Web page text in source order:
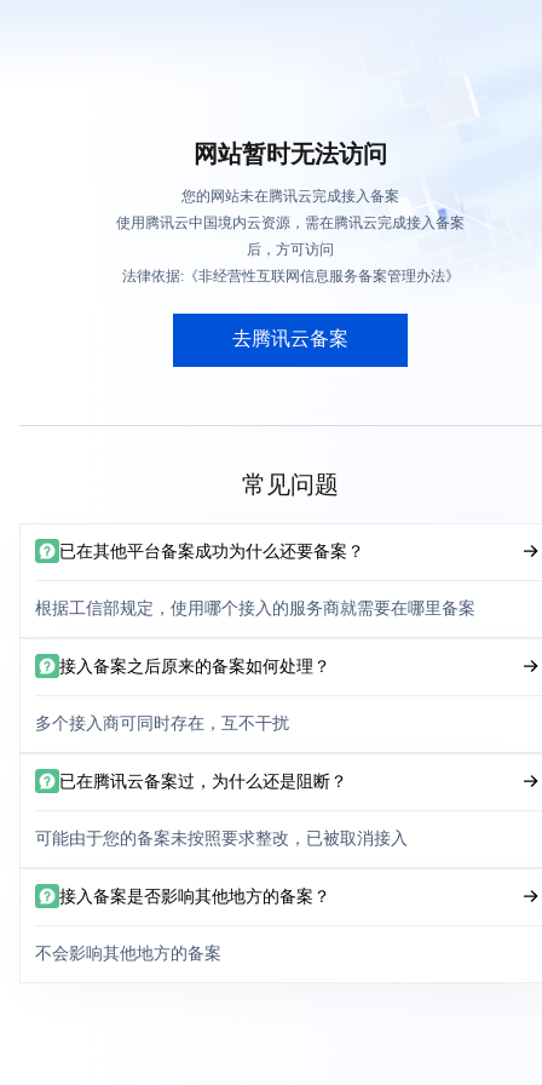
网站暂时无法访问
您的网站未在腾讯云完成接入备案
使用腾讯云中国境内云资源，需在腾讯云完成接入备案
后，方可访问
法律依据:《非经营性互联网信息服务备案管理办法》
去腾讯云备案
常见问题
已在其他平台备案成功为什么还要备案？
根据工信部规定，使用哪个接入的服务商就需要在哪里备案
接入备案之后原来的备案如何处理？
多个接入商可同时存在，互不干扰
已在腾讯云备案过，为什么还是阻断？
可能由于您的备案未按照要求整改，已被取消接入
接入备案是否影响其他地方的备案？
不会影响其他地方的备案